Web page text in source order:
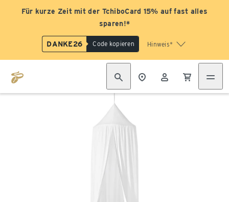
Für kurze Zeit mit der TchiboCard 15% auf fast alles
sparen!*
DANKE26 Code kopieren Hinweis*